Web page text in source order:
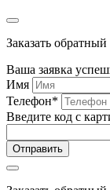
Заказать
Ваша заявка
Имя
Телефон*
Введите код с
Отправить